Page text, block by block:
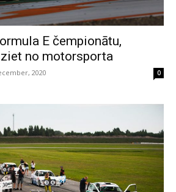
E čempionātu,
no motorsporta
2020 0